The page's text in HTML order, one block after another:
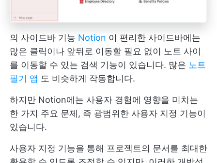
의 사이드바 기능 Notion 이 편리한 사이드바에는
많은 클릭이나 앞뒤로 이동할 필요 없이 노트 사이
를 이동할 수 있는 검색 기능이 있습니다. 많은 노트
필기 앱 도 비슷하게 작동합니다.
하지만 Notion에는 사용자 경험에 영향을 미치는
한 가지 주요 문제, 즉 광범위한 사용자 지정 기능이
있습니다.
사용자 지정 기능을 통해 프로젝트의 문서를 최대한